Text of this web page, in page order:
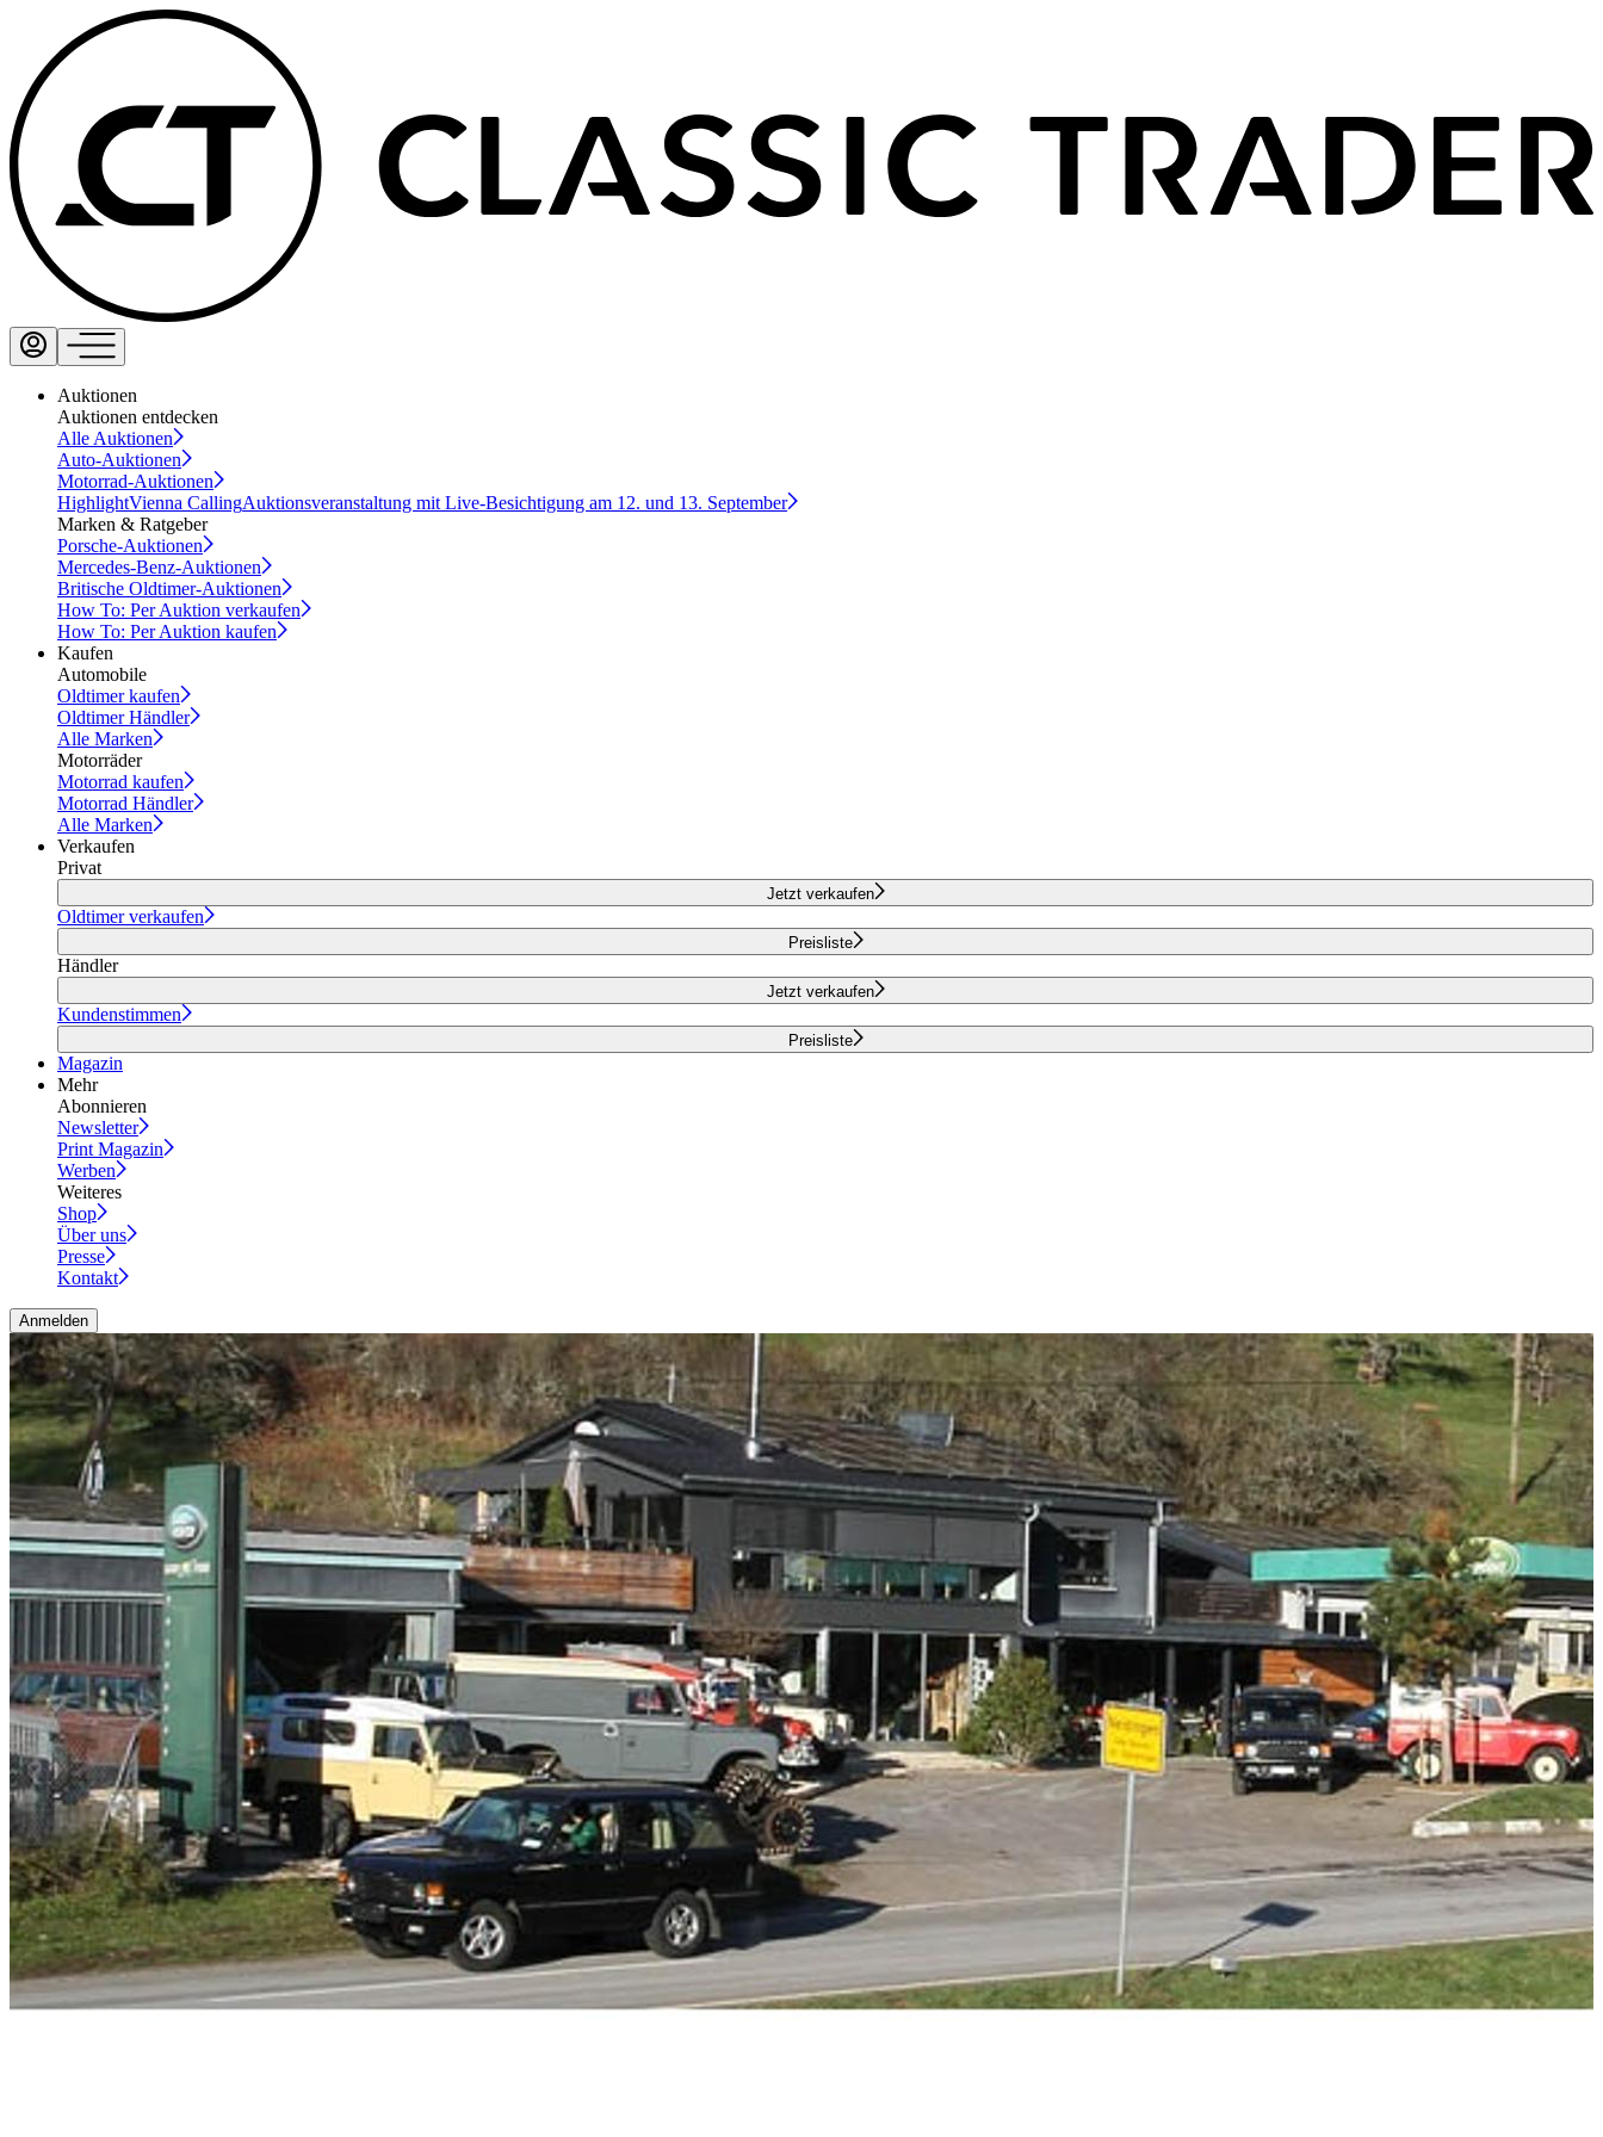
Auktionen
Auktionen entdecken
Alle Auktionen
Auto-Auktionen
Motorrad-Auktionen
HighlightVienna CallingAuktionsveranstaltung mit Live-Besichtigung am 12. und 13. September
Marken & Ratgeber
Porsche-Auktionen
Mercedes-Benz-Auktionen
Britische Oldtimer-Auktionen
How To: Per Auktion verkaufen
How To: Per Auktion kaufen
Kaufen
Automobile
Oldtimer kaufen
Oldtimer Händler
Alle Marken
Motorräder
Motorrad kaufen
Motorrad Händler
Alle Marken
Verkaufen
Privat
Jetzt verkaufen
Oldtimer verkaufen
Preisliste
Händler
Jetzt verkaufen
Kundenstimmen
Preisliste
Magazin
Mehr
Abonnieren
Newsletter
Print Magazin
Werben
Weiteres
Shop
Über uns
Presse
Kontakt
Anmelden